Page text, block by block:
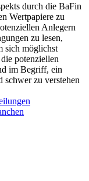
durch die BaFin
Wertpapiere zu
Anlegern
zu lesen,
sich möglichst
potenziellen
im Begriff, ein
schwer zu verstehen